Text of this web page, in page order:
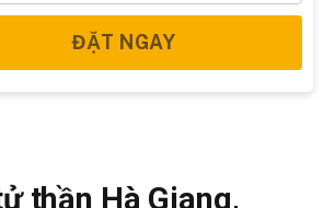
ĐẶT NGAY
thần Hà Giang,